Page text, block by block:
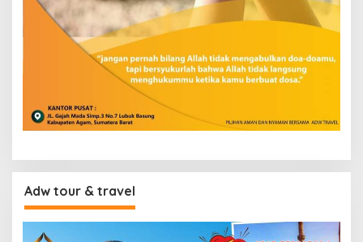
Adw tour & travel